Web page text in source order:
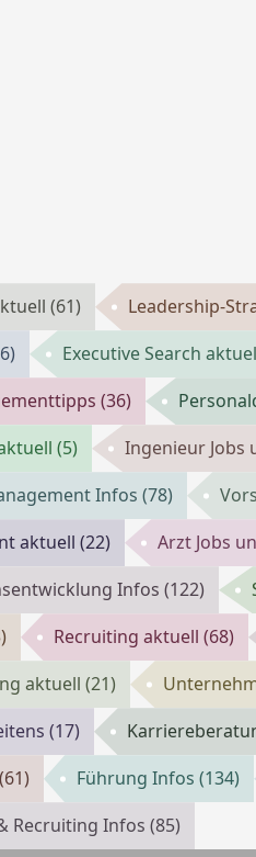
(61) Leadership-
Executive Search
(36)
(5) Ingenieur Jobs
Infos (78)
aktuell (22) Arzt Jobs
Infos (122)
Recruiting aktuell (68)
aktuell (21)
(17)
(61) Führung Infos (134)
Recruiting Infos (85)